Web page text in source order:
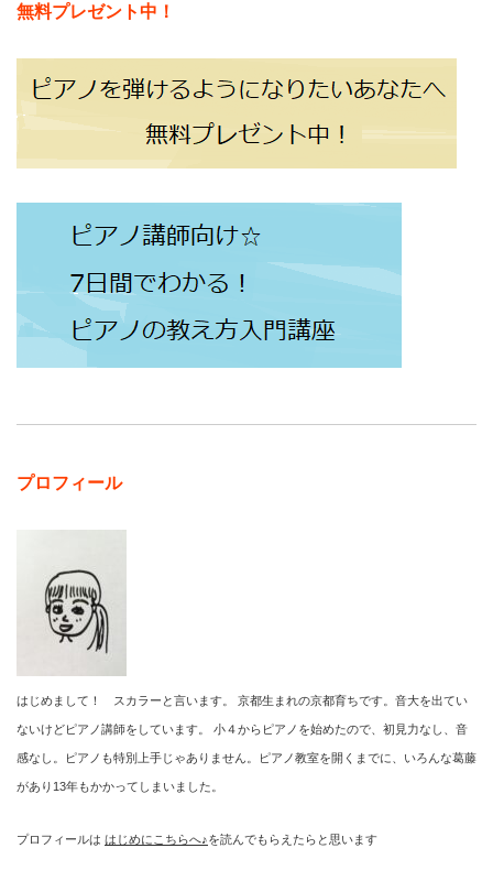
無料プレゼント中！
プロフィール
はじめまして！ スカラーと言います。 京都生まれの京都育ちです。音大を出てい
ないけどピアノ講師をしています。 小４からピアノを始めたので、初見力なし、音
感なし。ピアノも特別上手じゃありません。ピアノ教室を開くまでに、いろんな葛藤
があり13年もかかってしまいました。
プロフィールは はじめにこちらへ♪を読んでもらえたらと思います